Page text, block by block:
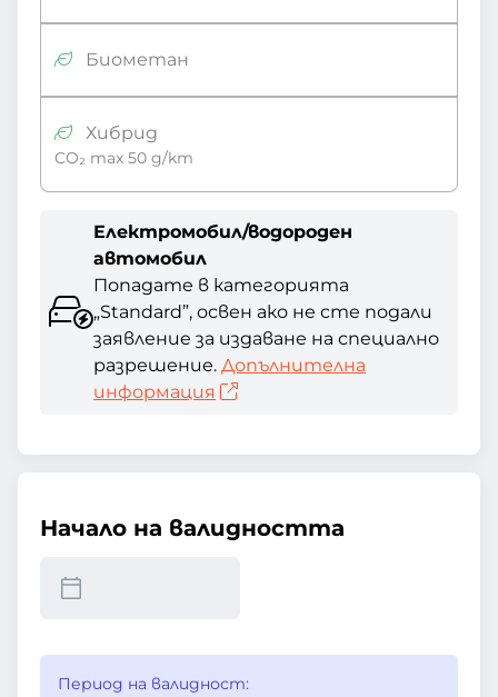
Биометан
Хибрид
CO₂ max 50 g/km
Електромобил/водороден
автомобил
Попадате в категорията
„Standard”, освен ако не сте подали
заявление за издаване на специално
разрешение. Допълнителна
информация
Начало на валидността
Период на валидност: